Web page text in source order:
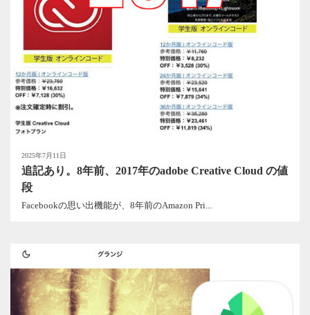
2025年7月11日
追記あり。8年前、2017年のadobe Creative Cloud の値
段
Facebookの思い出機能が、8年前のAmazon Pri...